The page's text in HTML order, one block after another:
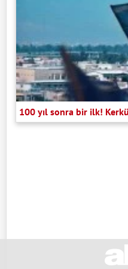
100 yıl sonra bir ilk!